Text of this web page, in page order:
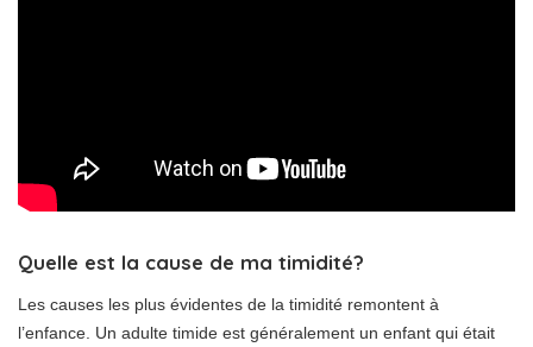
Quelle est la cause de ma timidité?
Les causes les plus évidentes de la timidité remontent à
l’enfance. Un adulte timide est généralement un enfant qui était